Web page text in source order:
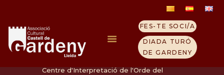
FES-TE SOCI/A
DIADA TURÓ
DE GARDENY
INFORMACIÓ
Centre d'Interpretació de l'Orde del